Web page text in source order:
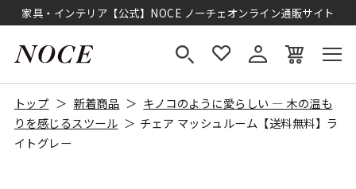
家具・インテリア【公式】NOCE ノーチェオンライン通販サイト
トップ 新着商品
キノコのように愛らしい ― 木の温も
りを感じるスツール
チェア マッシュルーム【送料無料】ラ
イトグレー